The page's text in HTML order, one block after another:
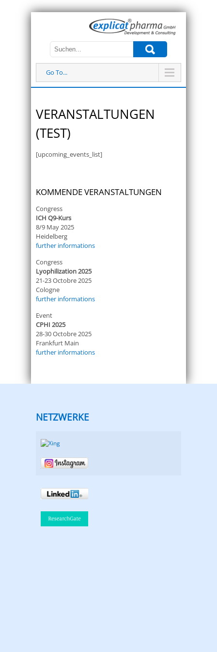
Go To...
VERANSTALTUNGEN
(TEST)
[upcoming_events_list]
KOMMENDE VERANSTALTUNGEN
Congress
ICH Q9-Kurs
8/9 May 2025
Heidelberg
further informations
Congress
Lyophilization 2025
21-23 Octobre 2025
Cologne
further informations
Event
CPHI 2025
28-30 Octobre 2025
Frankfurt Main
further informations
NETZWERKE